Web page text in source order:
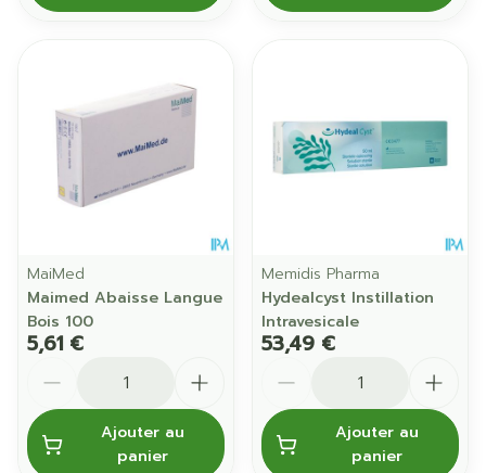
MaiMed
Maimed Abaisse Langue
Bois 100
5,61 €
Ajouter au
panier
Memidis Pharma
Hydealcyst Instillation
Intravesicale
53,49 €
Ajouter au
panier